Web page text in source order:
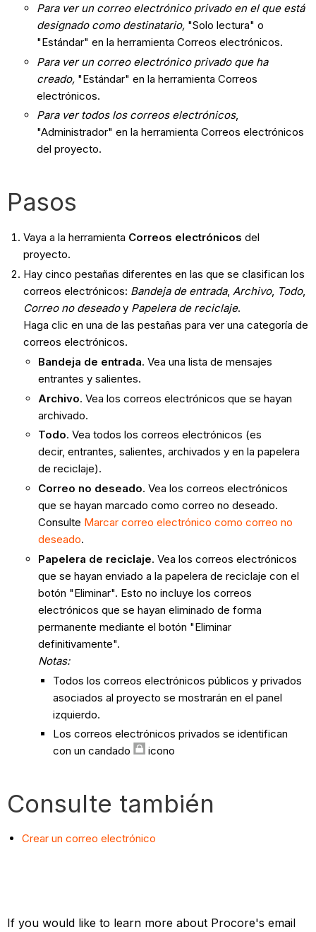
Para ver un correo electrónico privado en el que está
designado como destinatario, "Solo lectura" o
"Estándar" en la herramienta Correos electrónicos.
Para ver un correo electrónico privado que ha
creado, "Estándar" en la herramienta Correos
electrónicos.
Para ver todos los correos electrónicos,
"Administrador" en la herramienta Correos electrónicos
del proyecto.
Pasos
Vaya a la herramienta Correos electrónicos del
proyecto.
Hay cinco pestañas diferentes en las que se clasifican los
correos electrónicos: Bandeja de entrada, Archivo, Todo,
Correo no deseadoy Papelera de reciclaje.
Haga clic en una de las pestañas para ver una categoría de
correos electrónicos.
Bandeja de entrada. Vea una lista de mensajes
entrantes y salientes.
Archivo. Vea los correos electrónicos que se hayan
archivado.
Todo. Vea todos los correos electrónicos (es
decir, entrantes, salientes, archivados y en la papelera
de reciclaje).
Correo no deseado. Vea los correos electrónicos
que se hayan marcado como correo no deseado.
Consulte Marcar correo electrónico como correo no
deseado.
Papelera de reciclaje. Vea los correos electrónicos
que se hayan enviado a la papelera de reciclaje con el
botón "Eliminar". Esto no incluye los correos
electrónicos que se hayan eliminado de forma
permanente mediante el botón "Eliminar
definitivamente".
Notas:
Todos los correos electrónicos públicos y privados
asociados al proyecto se mostrarán en el panel
izquierdo.
Los correos electrónicos privados se identifican
con un candado
icono
Consulte también
Crear un correo electrónico
If you would like to learn more about Procore's email